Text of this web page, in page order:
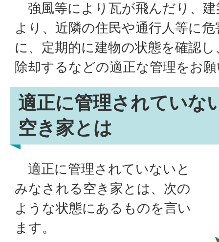
強風等により瓦が飛んだり、
より、近隣の住民や通行人等に
に、定期的に建物の状態を確認
除却するなどの適正な管理をお
適正に管理されていな
空き家とは
適正に管理されていないと
みなされる空き家とは、次の
ような状態にあるものを言い
ます。